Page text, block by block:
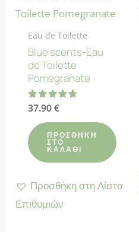
Eau de Toilette
Blue scents-Eau
de Toilette
Pomegranate
Βαθμολογήθηκε
4.83
από 5
37.90 €
ΠΡΟΣΘΉΚΗ
ΣΤΟ
ΚΑΛΆΘΙ
Προσθήκη στη Λίστα
Επιθυμιών